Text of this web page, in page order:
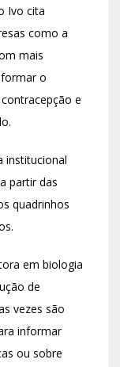
Ivo cita
como a
mais
o
e
institucional
partir das
quadrinhos
em biologia
de
vezes são
informar
ou sobre